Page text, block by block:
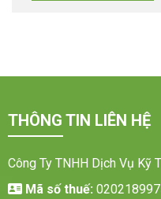
THÔNG TIN LIÊN HỆ
Công Ty TNHH Dịch Vụ Kỹ
Mã số thuế: